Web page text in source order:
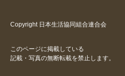
Copyright 日本生活協同組合連合会
このページに掲載している
記載・写真の無断転載を禁止します。